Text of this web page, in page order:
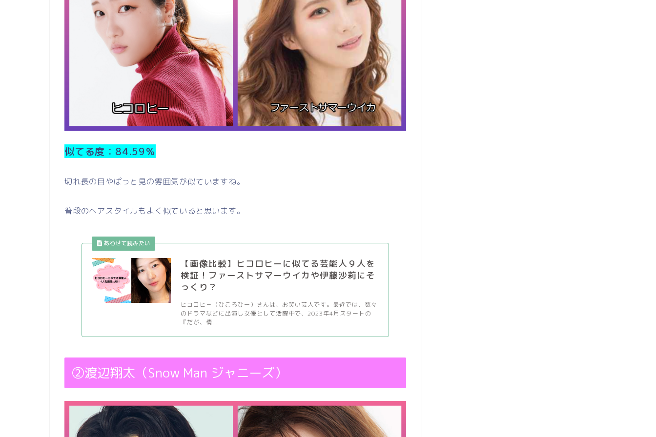
似てる度：84.59％
切れ長の目やぱっと見の雰囲気が似ていますね。
普段のヘアスタイルもよく似ていると思います。
【画像比較】ヒコロヒーに似てる芸能人９人を
検証！ファーストサマーウイカや伊藤沙莉にそ
っくり？
ヒコロヒ－（ひころひー）さんは、お笑い芸人です。最近では、数々
のドラマなどに出演し女優として活躍中で、2023年4月スタートの
『だが、情...
②渡辺翔太（Snow Man ジャニーズ）